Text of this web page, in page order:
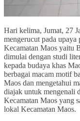
Hari kelima, Jumat, 27
mengerucut pada upaya
Kecamatan Maos yaitu
dimulai dengan studi
kepada budaya khas
berbagai macam motif
Maos dan mengetahui
diajak untuk mengenali
Kecamatan Maos yang
lokal Kecamatan Maos.